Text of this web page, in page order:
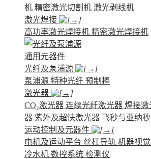
机 精密激光切割机 激光剥线机
激光焊接
高功率激光焊接机 精密激光焊接机
通用元器件
光纤及泵浦源
泵浦源 特种光纤 预制棒
激光器
CO₂激光器 连续光纤激光器 焊接激
器 紫外及超快激光器 飞秒与亚纳
运动控制及元器件
电机及运动平台 丝杠导轨 机器视觉
冷水机 数控系统 检测仪